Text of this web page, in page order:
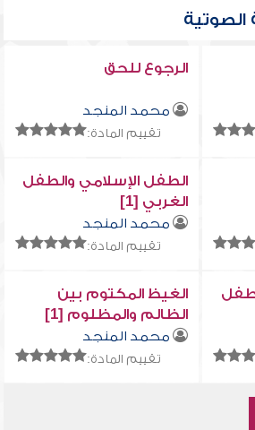
الصوتية
الرجوع للحق
محمد المنجد
تقييم المادة:
الطفل الإسلامي والطفل
الغربي [1]
محمد المنجد
تقييم المادة:
الغيظ المكتوم بين
الظالم والمظلوم [1]
محمد المنجد
تقييم المادة: